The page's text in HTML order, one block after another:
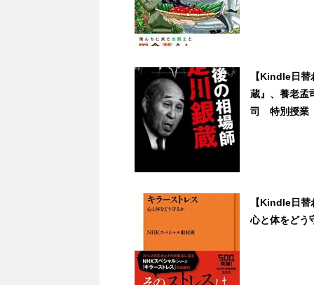
【Kindle日
蔵』、養老
司 特別授業
【Kindle日
心と体をどう